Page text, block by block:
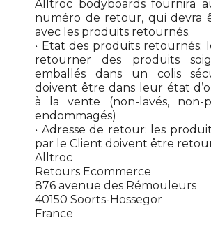
Alltroc bodyboards fournira
numéro de retour, qui devra
avec les produits retournés.
• Etat des produits retournés:
retourner des produits
emballés dans un colis
doivent être dans leur état
à la vente (non-lavés, non-
endommagés)
• Adresse de retour: les
par le Client doivent être
Alltroc
Retours Ecommerce
876 avenue des Rémouleurs
40150 Soorts-Hossegor
France